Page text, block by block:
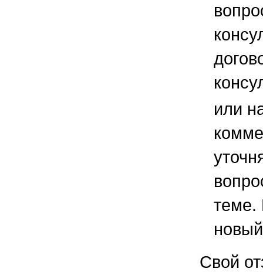
или
теме.
Свой